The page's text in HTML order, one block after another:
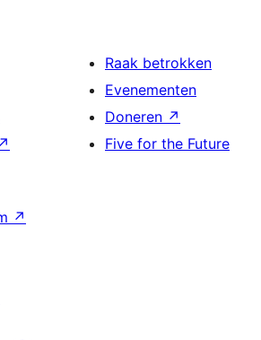
↗
Raak betrokken
Evenementen
Doneren ↗
Five for the Future
↗